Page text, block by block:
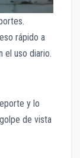
rápido a
el uso diario.
y lo
de vista